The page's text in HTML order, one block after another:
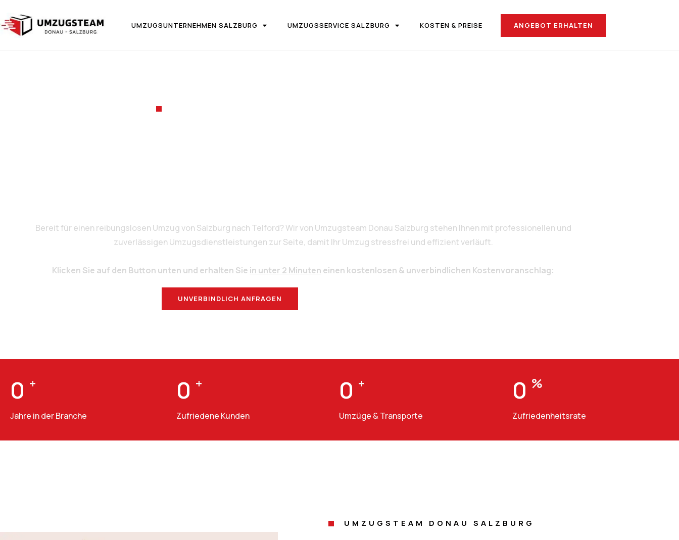
UMZUGSUNTERNEHMEN SALZBURG UMZUGSSERVICE SALZBURG KOSTEN & PREISE ANGEBOT ERHALTEN
Bereit für einen reibungslosen Umzug von Salzburg nach Telford? Wir von Umzugsteam Donau Salzburg stehen Ihnen mit professionellen und
zuverlässigen Umzugsdienstleistungen zur Seite, damit Ihr Umzug stressfrei und effizient verläuft.
Klicken Sie auf den Button unten und erhalten Sie in unter 2 Minuten einen kostenlosen & unverbindlichen Kostenvoranschlag:
UNVERBINDLICH ANFRAGEN
0 +
Jahre in der Branche
0 +
Zufriedene Kunden
0 +
Umzüge & Transporte
0 %
Zufriedenheitsrate
UMZUGSTEAM DONAU SALZBURG